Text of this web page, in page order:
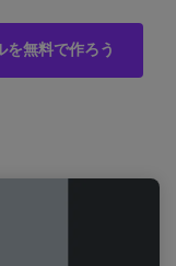
無料で作ろう